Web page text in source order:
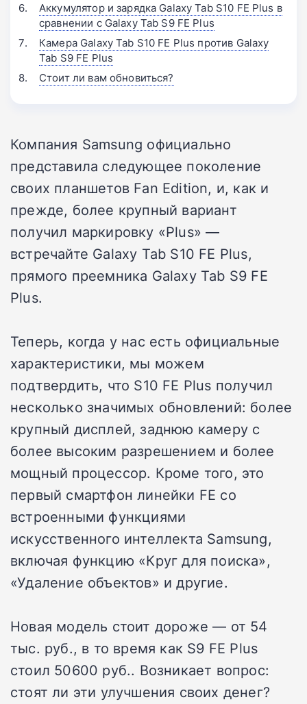
Аккумулятор и зарядка Galaxy Tab S10 FE Plus в
сравнении с Galaxy Tab S9 FE Plus
Камера Galaxy Tab S10 FE Plus против Galaxy
Tab S9 FE Plus
Стоит ли вам обновиться?
Компания Samsung официально
представила следующее поколение
своих планшетов Fan Edition, и, как и
прежде, более крупный вариант
получил маркировку «Plus» —
встречайте Galaxy Tab S10 FE Plus,
прямого преемника Galaxy Tab S9 FE
Plus.
Теперь, когда у нас есть официальные
характеристики, мы можем
подтвердить, что S10 FE Plus получил
несколько значимых обновлений: более
крупный дисплей, заднюю камеру с
более высоким разрешением и более
мощный процессор. Кроме того, это
первый смартфон линейки FE со
встроенными функциями
искусственного интеллекта Samsung,
включая функцию «Круг для поиска»,
«Удаление объектов» и другие.
Новая модель стоит дороже — от 54
тыс. руб., в то время как S9 FE Plus
стоил 50600 руб.. Возникает вопрос:
стоят ли эти улучшения своих денег?